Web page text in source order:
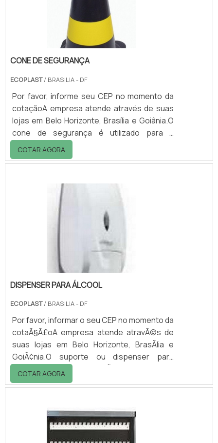
equipamento é armazenar resíduos orgânic.
CONE DE SEGURANÇA
ECOPLAST/ BRASILIA - DF
Por favor, informe seu CEP no momento da
cotaçãoA empresa atende através de suas
lojas em Belo Horizonte, Brasília e Goiânia.O
cone de segurança é utilizado para a
organização do tráfego de veículos. Seu uso
permite a otimização da movimentação e
acidentes.O produto pode ser solicitado em
materiais e tamanhos distintos, atendendo
assim a diversas necessidades.Vantagens
do uso do cone: - Segurança, pois colabora
para evitar acidentes; - Versatilidade; -.
COTAR AGORA
DISPENSER PARA ÁLCOOL
ECOPLAST/ BRASILIA - DF
Por favor, informar o seu CEP no momento da
cotaÃ§Ã£oA empresa atende atravÃ©s de
suas lojas em Belo Horizonte, BrasÃ­lia e
GoiÃ¢nia.O suporte ou dispenser para
Ã¡lcool hÃ¡ tempos atrÃ¡s era utilizado
apenas em estabelecimentos de saÃºde,
higienizaÃ§Ã£o e aos riscos que a falta dela
acarretam, o dispenser para Ã¡lcool Ã©
COTAR AGORA